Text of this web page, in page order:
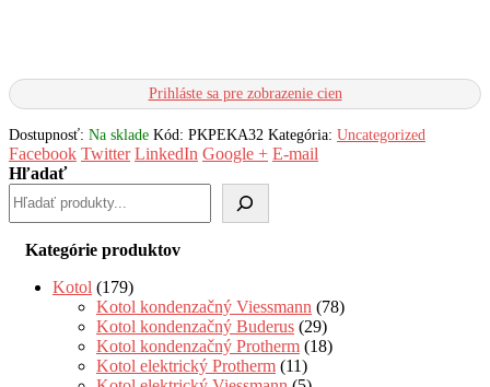
Prihláste sa pre zobrazenie cien
Dostupnosť: Na sklade Kód: PKPEKA32 Kategória: Uncategorized
Facebook Twitter LinkedIn Google + E-mail
Hľadať
Kategórie produktov
Kotol (179)
Kotol kondenzačný Viessmann (78)
Kotol kondenzačný Buderus (29)
Kotol kondenzačný Protherm (18)
Kotol elektrický Protherm (11)